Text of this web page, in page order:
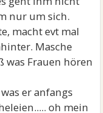
nur um sich.
macht evt mal
Masche
Frauen hören
er anfangs
oh mein